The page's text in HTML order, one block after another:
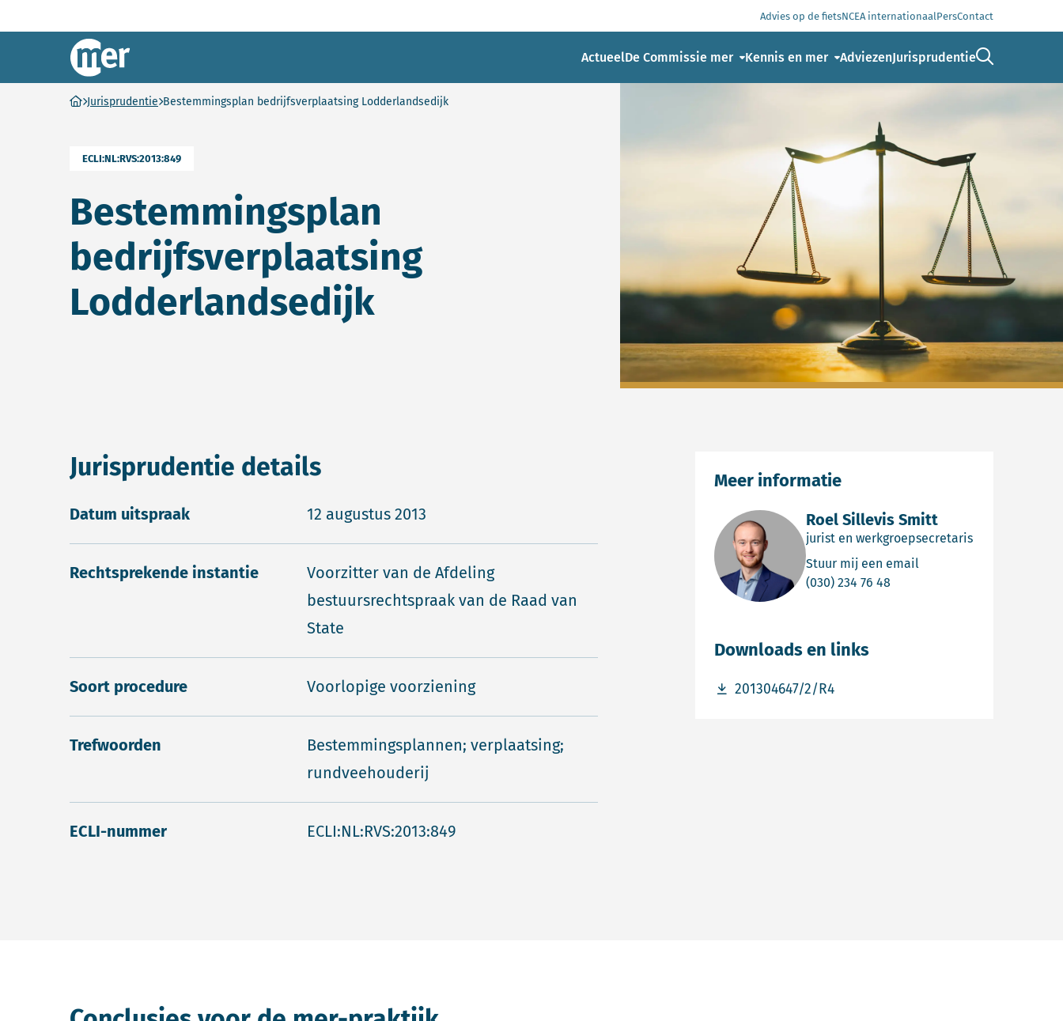
Advies op de fietsNCEA internationaalPersContact
Commissie mer
ActueelDe Commissie mer Kennis en mer AdviezenJurisprudentie
Ga naar homepage
Jurisprudentie Bestemmingsplan bedrijfsverplaatsing Lodderlandsedijk
ECLI:NL:RVS:2013:849
Bestemmingsplan
bedrijfsverplaatsing
Lodderlandsedijk
Jurisprudentie details
Datum uitspraak 12 augustus 2013
Rechtsprekende instantie
Voorzitter van de Afdeling
bestuursrechtspraak van de Raad van
State
Soort procedure Voorlopige voorziening
Trefwoorden
Bestemmingsplannen; verplaatsing;
rundveehouderij
ECLI-nummer ECLI:NL:RVS:2013:849
Roel Sillevis Smitt
jurist en werkgroepsecretaris
Stuur mij een email
(030) 234 76 48
Meer informatie
Downloads en links
201304647/2/R4
Download bestand 201304647/2/R4